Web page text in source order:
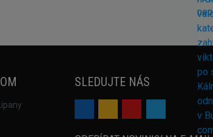
SLEDUJTE NÁS